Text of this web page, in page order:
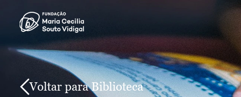
Voltar para Biblioteca